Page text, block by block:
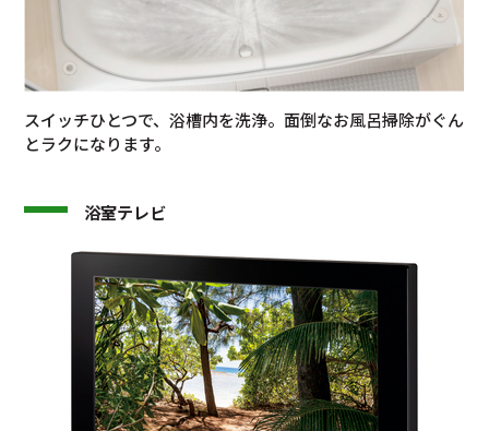
スイッチひとつで、浴槽内を洗浄。面倒なお風呂掃除がぐん
とラクになります。
浴室テレビ